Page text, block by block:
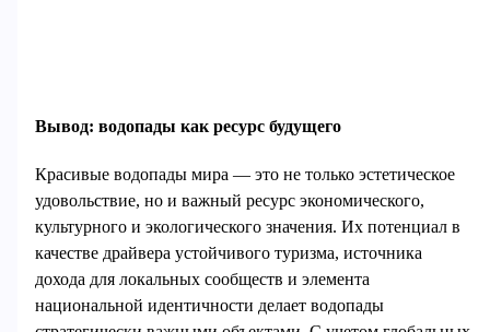
Вывод: водопады как ресурс будущего
Красивые водопады мира — это не только эстетическое
удовольствие, но и важный ресурс экономического,
культурного и экологического значения. Их потенциал в
качестве драйвера устойчивого туризма, источника
дохода для локальных сообществ и элемента
национальной идентичности делает водопады